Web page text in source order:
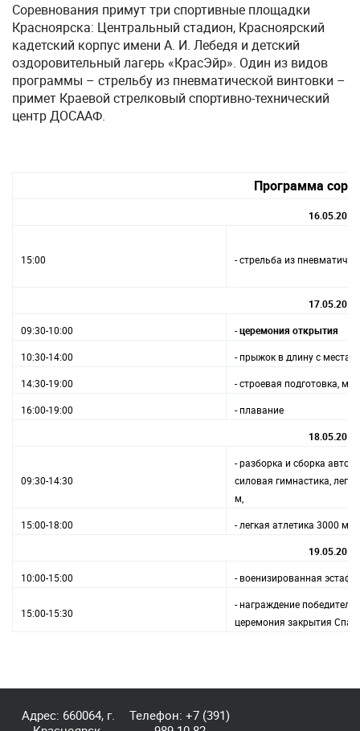
Соревнования примут три спортивные площадки
Красноярска: Центральный стадион, Красноярский
кадетский корпус имени А. И. Лебедя и детский
оздоровительный лагерь «КрасЭйр». Один из видов
программы – стрельбу из пневматической винтовки –
примет Краевой стрелковый спортивно-технический
центр ДОСААФ.
Программа
16.05.2019
15:00 - стрельба из
17.05.2019
09:30-10:00 -церемония открытия
10:30-14:00 - прыжок в длину с места
14:30-19:00 - строевая подготовка,
16:00-19:00 - плавание
18.05.2019
09:30-14:30
- разборка и сборка
силовая гимнастика,
м,
15:00-18:00 - легкая атлетика 3000 м
19.05.2019
10:00-15:00 - военизированная
15:00-15:30
- награждение
церемония закрытия
Адрес: 660064, г.
Телефон:+7 (391)